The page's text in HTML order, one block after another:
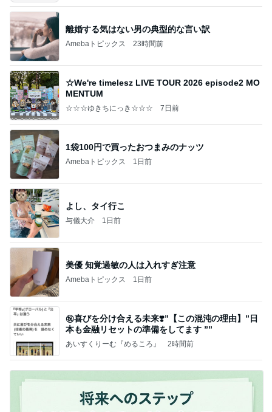
離婚する気はない男の典型的な言い訳
Amebaトピックス 23時間前
☆We're timelesz LIVE TOUR 2026 episode2 MO
MENTUM
☆☆☆ゆきちにっき☆☆☆ 7日前
1袋100円で買ったおつまみのナッツ
Amebaトピックス 1日前
よし、タイ行こ
与儀大介 1日前
美優 知覚過敏の人は入れすぎ注意
Amebaトピックス 1日前
㊗️喜びを分け合える未来❣️”【この混沌の理由】”⽇
本も⾦融リセットの準備をしてます ””
あいすくりーむ『めるころ』 2時間前